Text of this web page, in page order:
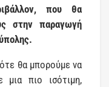
που θα
στην παραγωγή
θα μπορούμε να
μια πιο ισότιμη,